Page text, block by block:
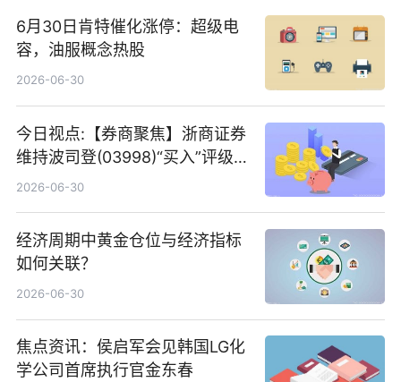
6月30日肯特催化涨停：超级电
容，油服概念热股
2026-06-30
今日视点:【券商聚焦】浙商证券
维持波司登(03998)“买入”评级
指其业绩高质量稳增长
2026-06-30
经济周期中黄金仓位与经济指标
如何关联？
2026-06-30
焦点资讯：侯启军会见韩国LG化
学公司首席执行官金东春